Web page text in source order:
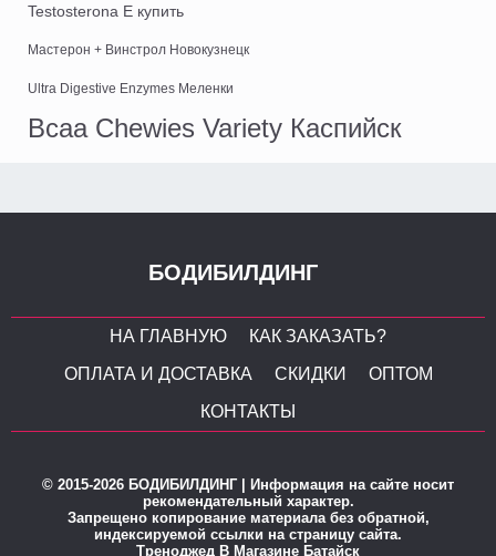
Testosterona E купить
Мастерон + Винстрол Новокузнецк
Ultra Digestive Enzymes Меленки
Bcaa Chewies Variety Каспийск
БОДИБИЛДИНГ
НА ГЛАВНУЮ
КАК ЗАКАЗАТЬ?
ОПЛАТА И ДОСТАВКА
СКИДКИ
ОПТОМ
КОНТАКТЫ
© 2015-2026 БОДИБИЛДИНГ | Информация на сайте носит
рекомендательный характер.
Запрещено копирование материала без обратной,
индексируемой ссылки на страницу сайта.
Треноджед В Магазине Батайск